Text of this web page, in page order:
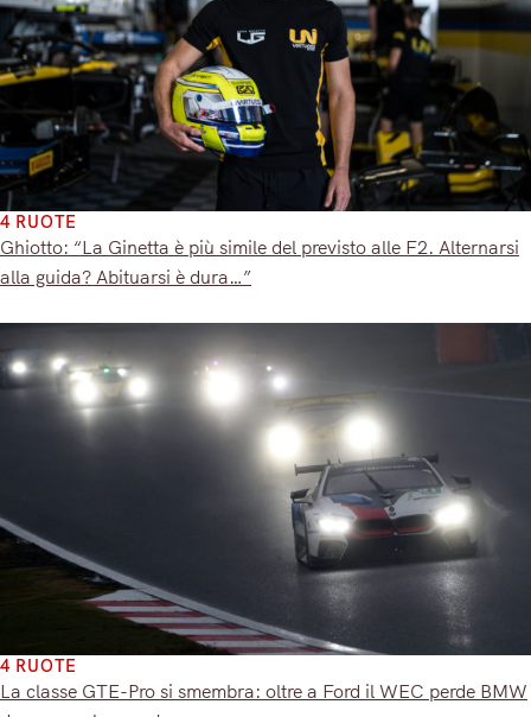
4 RUOTE
Ghiotto: “La Ginetta è più simile del previsto alle F2. Alternarsi
alla guida? Abituarsi è dura…”
4 RUOTE
La classe GTE-Pro si smembra: oltre a Ford il WEC perde BMW